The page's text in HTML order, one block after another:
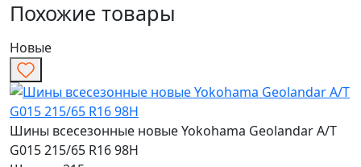
Похожие товары
Новые
Шины всесезонные новые Yokohama Geolandar A/T
G015 215/65 R16 98H